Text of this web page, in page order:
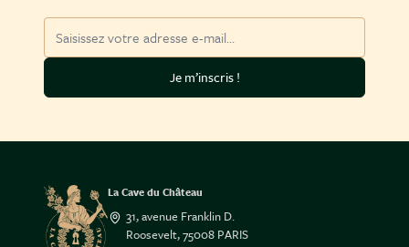
Je m’inscris !
La Cave du Château
31, avenue Franklin D.
Roosevelt, 75008 PARIS